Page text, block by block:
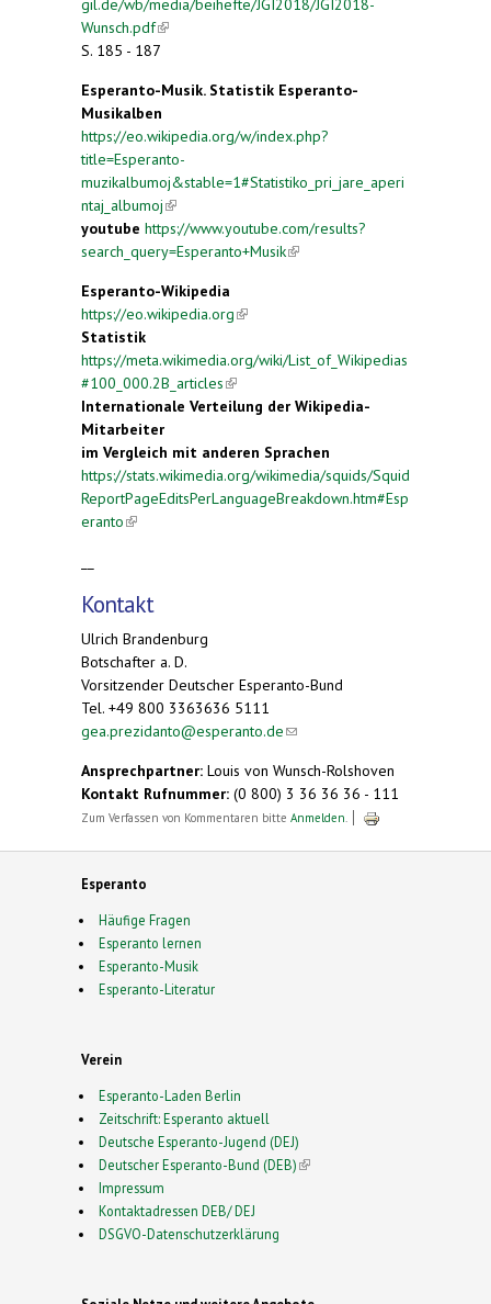
Wunsch.pdf(link is external)
S. 185 - 187
Esperanto-Musik. Statistik Esperanto-
Musikalben
https://eo.wikipedia.org/w/index.php?
title=Esperanto-
muzikalbumoj&stable=1#Statistiko_pri_jare_aperi
ntaj_albumoj(link is external)
youtube https://www.youtube.com/results?
search_query=Esperanto+Musik(link is external)
Esperanto-Wikipedia
https://eo.wikipedia.org(link is external)
Statistik
https://meta.wikimedia.org/wiki/List_of_Wikipedias
#100_000.2B_articles(link is external)
Internationale Verteilung der Wikipedia-
Mitarbeiter
im Vergleich mit anderen Sprachen
https://stats.wikimedia.org/wikimedia/squids/Squid
ReportPageEditsPerLanguageBreakdown.htm#Esp
eranto(link is external)
Kontakt
Ulrich Brandenburg
Botschafter a. D.
Vorsitzender Deutscher Esperanto-Bund
Tel. +49 800 3363636 5111
gea.prezidanto@esperanto.de(link sends e-mail)
Ansprechpartner: Louis von Wunsch-Rolshoven
Kontakt Rufnummer: (0 800) 3 36 36 36 - 111
Zum Verfassen von Kommentaren bitte Anmelden
Esperanto
Häufige Fragen
Esperanto lernen
Esperanto-Musik
Esperanto-Literatur
Verein
Esperanto-Laden Berlin
Zeitschrift: Esperanto aktuell
Deutsche Esperanto-Jugend (DEJ)
Deutscher Esperanto-Bund (DEB)(link is external)
Impressum
Kontaktadressen DEB/ DEJ
DSGVO-Datenschutzerklärung